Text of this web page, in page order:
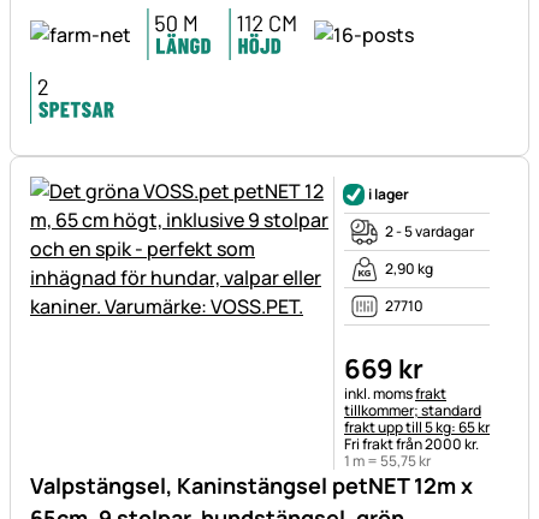
Valpstängsel, Kaninstängsel petNET 12m x
i lager
2 - 5 vardagar
2,90 kg
27710
669 kr
Skatteinformation:
inkl. momsfrakt
tillkommer; standard
frakt upp till 5 kg: 65 kr
Fri frakt från 2000 kr.
1 m = 55,75kr